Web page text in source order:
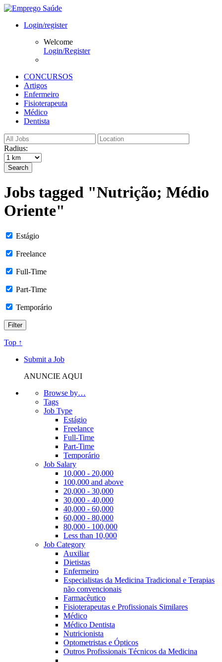
Login/register
Welcome
Login/Register
CONCURSOS
Artigos
Enfermeiro
Fisioterapeuta
Médico
Dentista
Radius:
Search
Jobs tagged "Nutrição; Médio
Oriente"
Estágio
Freelance
Full-Time
Part-Time
Temporário
Top ↑
Submit a Job
ANUNCIE AQUI
Browse by…
Tags
Job Type
Estágio
Freelance
Full-Time
Part-Time
Temporário
Job Salary
10,000 - 20,000
100,000 and above
20,000 - 30,000
30,000 - 40,000
40,000 - 60,000
60,000 - 80,000
80,000 - 100,000
Less than 10,000
Job Category
Auxiliar
Dietistas
Enfermeiro
Especialistas da Medicina Tradicional e Terapias
não convencionais
Farmacêutico
Fisioterapeutas e Profissionais Similares
Médico
Médico Dentista
Nutricionista
Optometristas e Ópticos
Outros Profissionais Técnicos da Medicina